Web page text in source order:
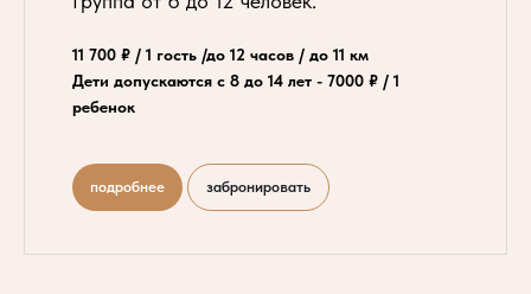
11 700 ₽ / 1 гость /до 12 часов / до 11 км
Дети допускаются с 8 до 14 лет - 7000 ₽ / 1
ребенок
подробнее забронировать